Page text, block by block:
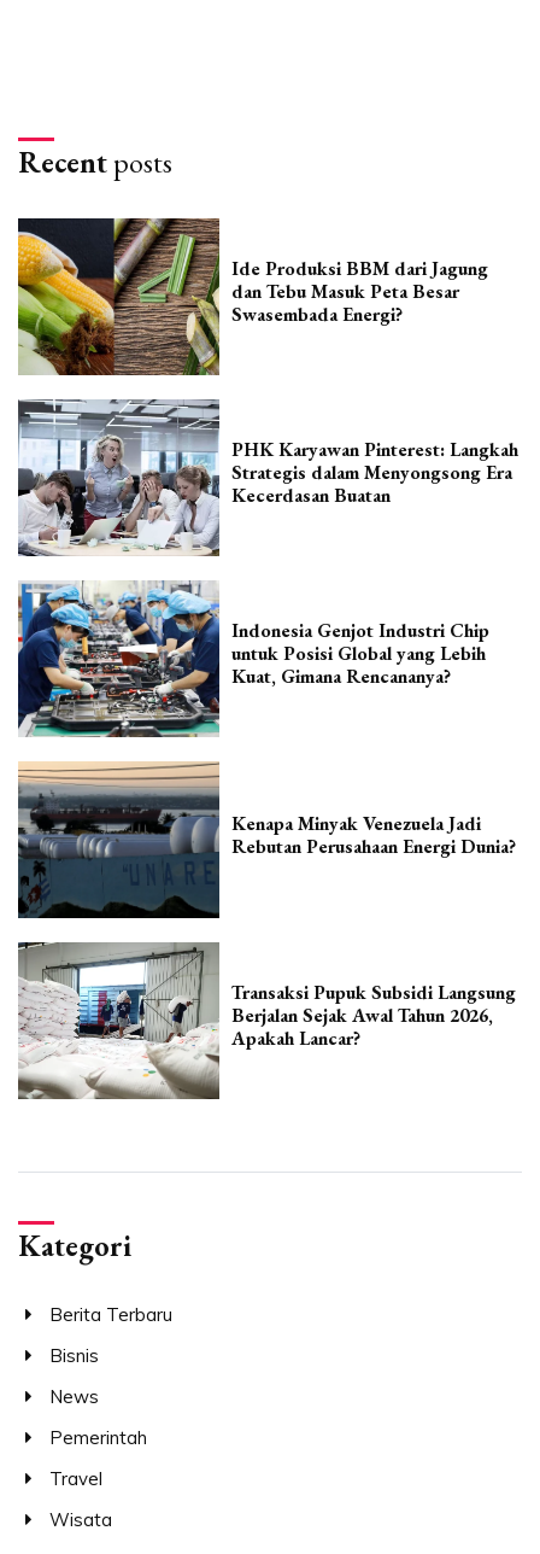
Recentposts
Ide Produksi BBM dari Jagung
dan Tebu Masuk Peta Besar
Swasembada Energi?
PHK Karyawan Pinterest: Langkah
Strategis dalam Menyongsong Era
Kecerdasan Buatan
Indonesia Genjot Industri Chip
untuk Posisi Global yang Lebih
Kuat, Gimana Rencananya?
Kenapa Minyak Venezuela Jadi
Rebutan Perusahaan Energi Dunia?
Transaksi Pupuk Subsidi Langsung
Berjalan Sejak Awal Tahun 2026,
Apakah Lancar?
Kategori
Berita Terbaru
Bisnis
News
Pemerintah
Travel
Wisata